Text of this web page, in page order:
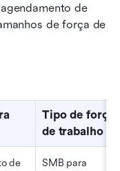
de
de força de
Tipo de força
de trabalho
de
SMB para